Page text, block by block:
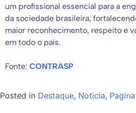
um profissional essencial para a
da sociedade brasileira,
maior reconhecimento, respeito e
em todo o país.
Fonte: CONTRASP
Posted in Destaque, Noticia,